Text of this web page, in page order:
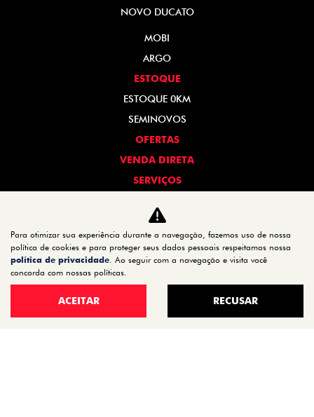
NOVO DUCATO
MOBI
ARGO
ESTOQUE
ESTOQUE 0KM
SEMINOVOS
OFERTAS
VENDA DIRETA
SERVIÇOS
PEÇAS E ACESSÓRIOS
MANUAL DO VEÍCULO
INSTITUCIONAL
CONTATO
Para otimizar sua experiência durante a navegação, fazemos uso de nossa
política de cookies e para proteger seus dados pessoais respeitamos nossa
política de privacidade. Ao seguir com a navegação e visita você
concorda com nossas políticas.
ACEITAR RECUSAR